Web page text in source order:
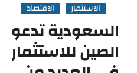
الاستثمار الاقتصاد
السعودية تدعو
الصين للاستثمار